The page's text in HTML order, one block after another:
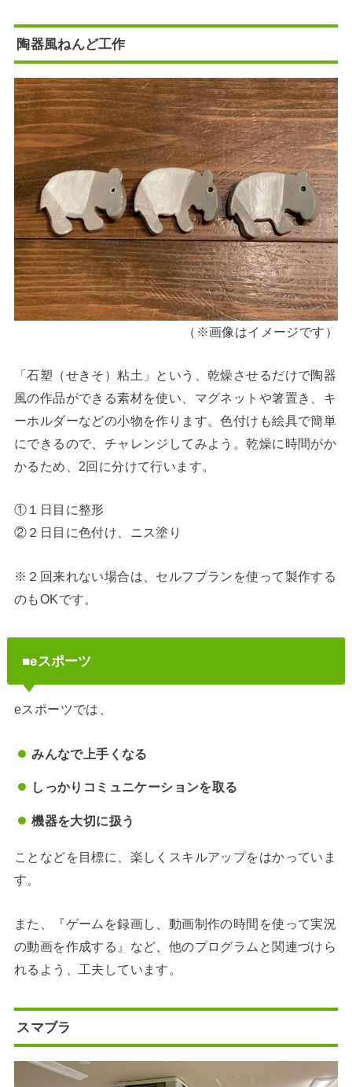
陶器風ねんど工作
（※画像はイメージです）
「石塑（せきそ）粘土」という、乾燥させるだけで陶器
風の作品ができる素材を使い、マグネットや箸置き、キ
ーホルダーなどの小物を作ります。色付けも絵具で簡単
にできるので、チャレンジしてみよう。乾燥に時間がか
かるため、2回に分けて行います。
①１日目に整形
②２日目に色付け、ニス塗り
※２回来れない場合は、セルフプランを使って製作する
のもOKです。
■eスポーツ
eスポーツでは、
みんなで上手くなる
しっかりコミュニケーションを取る
機器を大切に扱う
ことなどを目標に、楽しくスキルアップをはかっていま
す。
また、『ゲームを録画し、動画制作の時間を使って実況
の動画を作成する』など、他のプログラムと関連づけら
れるよう、工夫しています。
スマブラ